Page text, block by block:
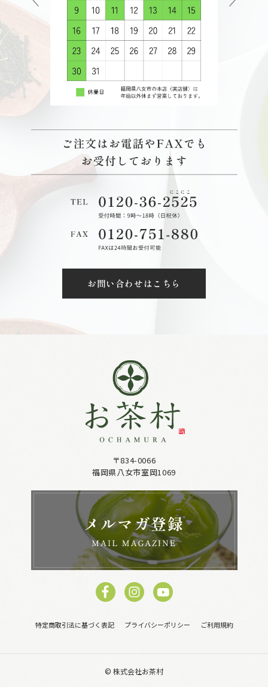
お問い合わせはこちら
〒834-0066
福岡県八女市室岡1069
特定商取引法に基づく表記 プライバシーポリシー ご利用規約
© 株式会社お茶村